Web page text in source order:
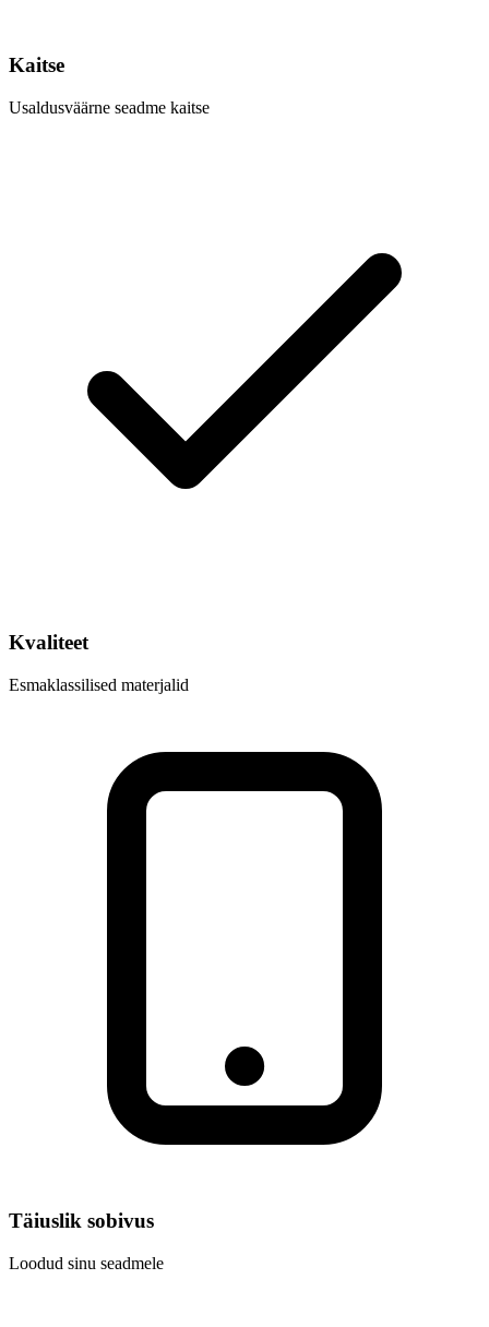
Kaitse
Usaldusväärne seadme kaitse
Kvaliteet
Esmaklassilised materjalid
Täiuslik sobivus
Loodud sinu seadmele